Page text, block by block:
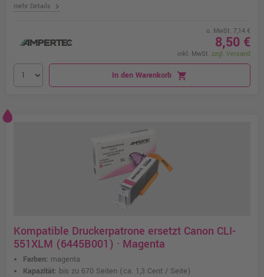
mehr Details chevron_right
o. MwSt. 7,14 €
8,50 €
inkl. MwSt. zzgl. Versand
In den Warenkorb shopping_cart
Kompatible Druckerpatrone ersetzt Canon CLI-
551XLM (6445B001) · Magenta
Farben: magenta
Kapazität: bis zu 670 Seiten (ca. 1,3 Cent / Seite)